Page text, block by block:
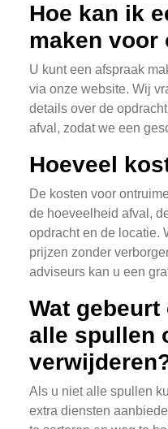
Hoe kan ik
maken voor
U kunt een afspraak
via onze website. Wij
details over de
afval, zodat we een
Hoeveel
De kosten voor
de hoeveelheid afval,
opdracht en de locatie.
prijzen zonder
adviseurs kan u een
Wat
alle spullen
Als u niet alle spullen
extra diensten